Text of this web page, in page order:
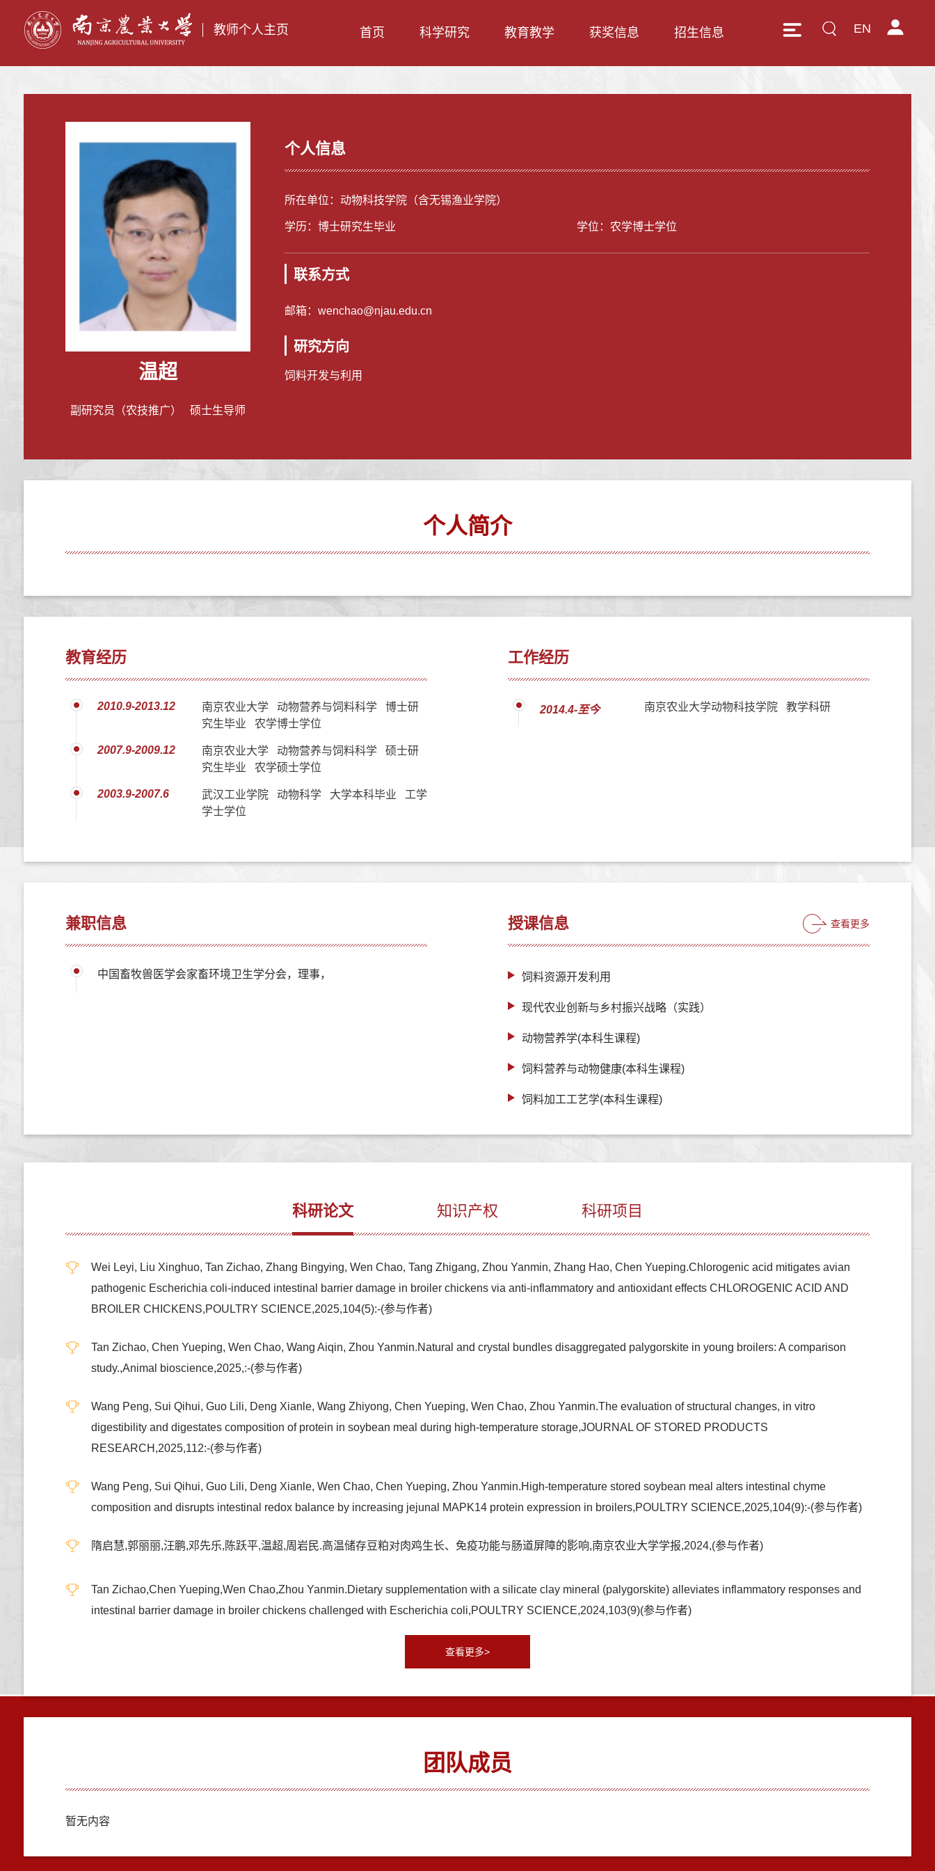
教师个人主页 EN
首页 科学研究 教育教学 获奖信息 招生信息
温超
副研究员（农技推广） 硕士生导师
个人信息
所在单位：动物科技学院（含无锡渔业学院）
学历：博士研究生毕业 学位：农学博士学位
联系方式
邮箱： wenchao@njau.edu.cn
研究方向
饲料开发与利用
个人简介
教育经历
2010.9-2013.12
南京农业大学 动物营养与饲料科学 博士研
究生毕业 农学博士学位
2007.9-2009.12
南京农业大学 动物营养与饲料科学 硕士研
究生毕业 农学硕士学位
2003.9-2007.6
武汉工业学院 动物科学 大学本科毕业 工学
学士学位
工作经历
2014.4-至今 南京农业大学动物科技学院 教学科研
兼职信息
中国畜牧兽医学会家畜环境卫生学分会，理事，
授课信息 查看更多
饲料资源开发利用
现代农业创新与乡村振兴战略（实践）
动物营养学(本科生课程)
饲料营养与动物健康(本科生课程)
饲料加工工艺学(本科生课程)
科研论文 知识产权 科研项目
Wei Leyi, Liu Xinghuo, Tan Zichao, Zhang Bingying, Wen Chao, Tang Zhigang, Zhou Yanmin, Zhang Hao, Chen Yueping.Chlorogenic acid mitigates avian
pathogenic Escherichia coli-induced intestinal barrier damage in broiler chickens via anti-inflammatory and antioxidant effects CHLOROGENIC ACID AND
BROILER CHICKENS,POULTRY SCIENCE,2025,104(5):-(参与作者)
Tan Zichao, Chen Yueping, Wen Chao, Wang Aiqin, Zhou Yanmin.Natural and crystal bundles disaggregated palygorskite in young broilers: A comparison
study.,Animal bioscience,2025,:-(参与作者)
Wang Peng, Sui Qihui, Guo Lili, Deng Xianle, Wang Zhiyong, Chen Yueping, Wen Chao, Zhou Yanmin.The evaluation of structural changes, in vitro
digestibility and digestates composition of protein in soybean meal during high-temperature storage,JOURNAL OF STORED PRODUCTS
RESEARCH,2025,112:-(参与作者)
Wang Peng, Sui Qihui, Guo Lili, Deng Xianle, Wen Chao, Chen Yueping, Zhou Yanmin.High-temperature stored soybean meal alters intestinal chyme
composition and disrupts intestinal redox balance by increasing jejunal MAPK14 protein expression in broilers,POULTRY SCIENCE,2025,104(9):-(参与作者)
隋启慧,郭丽丽,汪鹏,邓先乐,陈跃平,温超,周岩民.高温储存豆粕对肉鸡生长、免疫功能与肠道屏障的影响,南京农业大学学报,2024,(参与作者)
Tan Zichao,Chen Yueping,Wen Chao,Zhou Yanmin.Dietary supplementation with a silicate clay mineral (palygorskite) alleviates inflammatory responses and
intestinal barrier damage in broiler chickens challenged with Escherichia coli,POULTRY SCIENCE,2024,103(9)(参与作者)
查看更多>
团队成员
暂无内容